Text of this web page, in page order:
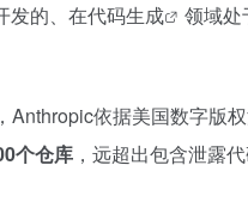
发的、在代码生成
领域处
依据美国数字版
个仓库 ，远超出包含泄露